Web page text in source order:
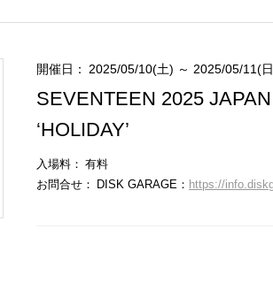
開催日： 2025/05/10(土) ～ 2025/05/11(
SEVENTEEN 2025
‘HOLIDAY’
入場料： 有料
お問合せ： DISK GARAGE： https://